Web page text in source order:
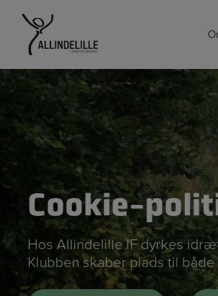
indholdet
Cookie-
Hos Allindelille IF dyrkes
Klubben skaber plads til